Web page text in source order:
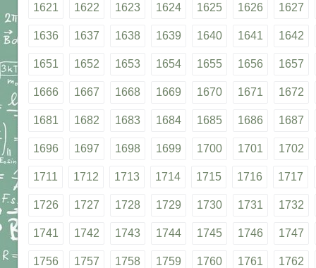
1621 1622 1623 1624 1625 1626 1627
1636 1637 1638 1639 1640 1641 1642
1651 1652 1653 1654 1655 1656 1657
1666 1667 1668 1669 1670 1671 1672
1681 1682 1683 1684 1685 1686 1687
1696 1697 1698 1699 1700 1701 1702
1711 1712 1713 1714 1715 1716 1717
1726 1727 1728 1729 1730 1731 1732
1741 1742 1743 1744 1745 1746 1747
1756 1757 1758 1759 1760 1761 1762